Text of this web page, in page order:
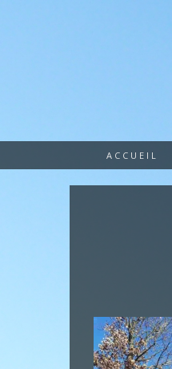
ACCUEIL